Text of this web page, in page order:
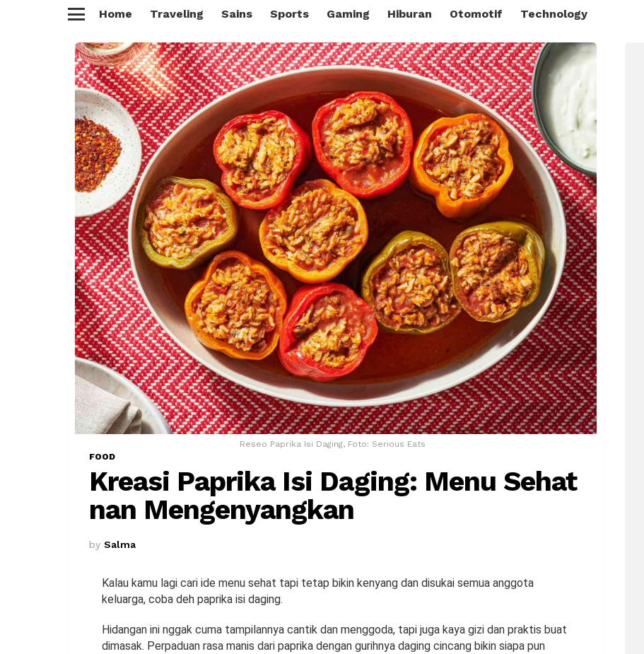
Home Traveling Sains Sports Gaming Hiburan Otomotif Technology
Reseo Paprika Isi Daging, Foto: Serious Eats
FOOD
Kreasi Paprika Isi Daging: Menu Sehat
nan Mengenyangkan
by Salma
Kalau kamu lagi cari ide menu sehat tapi tetap bikin kenyang dan disukai semua anggota
keluarga, coba deh paprika isi daging.
Hidangan ini nggak cuma tampilannya cantik dan menggoda, tapi juga kaya gizi dan praktis buat
dimasak. Perpaduan rasa manis dari paprika dengan gurihnya daging cincang bikin siapa pun